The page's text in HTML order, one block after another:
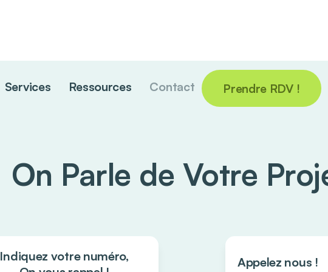
Services Ressources Contact Prendre RDV !
On Parle de Votre
Indiquez votre numéro,
Appelez nous !